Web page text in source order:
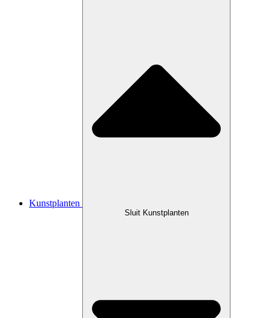
Kunstplanten
Sluit Kunstplanten